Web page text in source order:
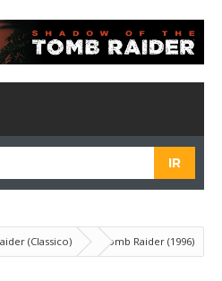
(Classico)
Tomb Raider (1996)
todos os tempos